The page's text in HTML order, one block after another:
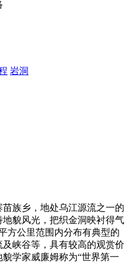
岩洞
族乡，地处乌江源流之一的
貌风光，把织金洞映衬得气
方公里范围内分布有典型的
峡谷等，具有较高的观赏价
学家威廉姆称为“世界第一